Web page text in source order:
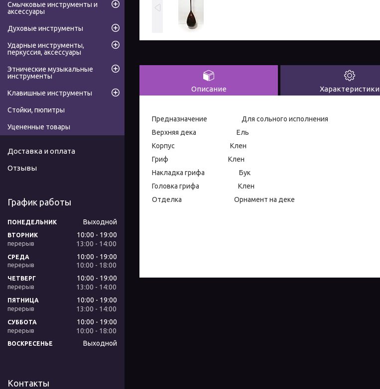
Описание Характеристики
Предназначение Для сольного исполнения
Верхняя дека Ель
Корпус Клен
Гриф Клен
Накладка грифа Бук
Головка грифа Клен
Отделка Орнамент на деке
Смычковые инструменты и
аксессуары
Духовые инструменты
Ударные инструменты,
перкуссия, аксессуары
Этнические музыкальные
инструменты
Клавишные инструменты
Стойки, пюпитры
Уцененные товары
Доставка и оплата
Отзывы
График работы
ПОНЕДЕЛЬНИК Выходной
ВТОРНИК 10:00
19:00
13:00
14:00
СРЕДА 10:00
19:00
10:00
18:00
ЧЕТВЕРГ 10:00
19:00
13:00
14:00
ПЯТНИЦА 10:00
19:00
13:00
14:00
СУББОТА 10:00
19:00
10:00
18:00
ВОСКРЕСЕНЬЕ Выходной
Контакты